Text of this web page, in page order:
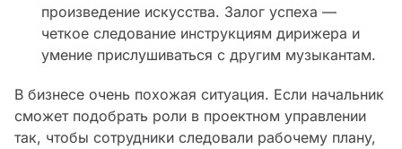
произведение искусства. Залог успеха —
четкое следование инструкциям дирижера и
умение прислушиваться с другим музыкантам.
В бизнесе очень похожая ситуация. Если начальник
сможет подобрать роли в проектном управлении
так, чтобы сотрудники следовали рабочему плану,